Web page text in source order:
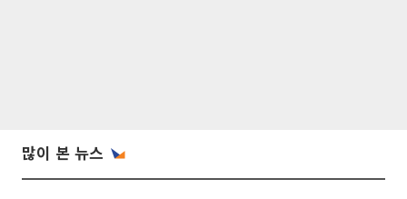
많이 본 뉴스